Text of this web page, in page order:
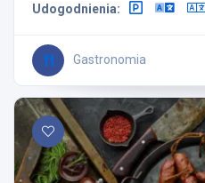
Udogodnienia:
Gastronomia